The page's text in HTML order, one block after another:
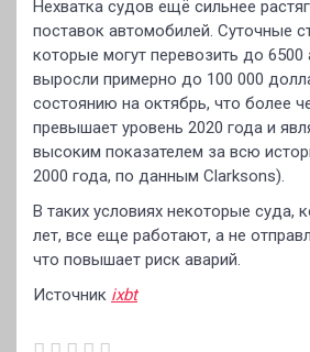
Нехватка судов ещё сильнее
поставок автомобилей. Суточные
которые могут перевозить до 6500
выросли примерно до 100 000
состоянию на октябрь, что более
превышает уровень 2020 года и
высоким показателем за всю
2000 года, по данным Clarksons).
В таких условиях некоторые суда,
лет, все еще работают, а не
что повышает риск аварий.
Источник ixbt